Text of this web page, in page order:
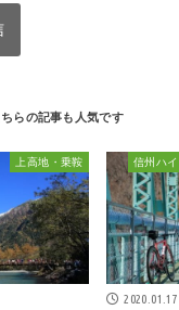
上高地・乗鞍
2020.01.17